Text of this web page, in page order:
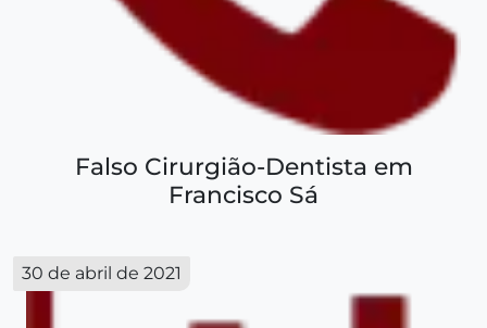
Falso Cirurgião-Dentista em
Francisco Sá
30 de abril de 2021